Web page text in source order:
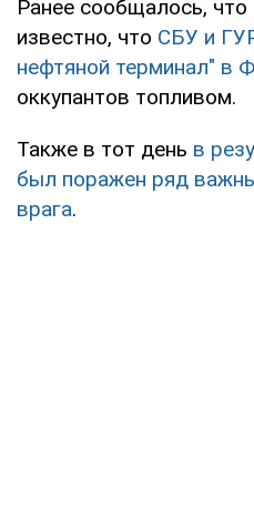
Ранее сообщалось,
известно, что СБУ и
нефтяной терминал" в
оккупантов топливом.
Также в тот день в
был поражен ряд
врага.